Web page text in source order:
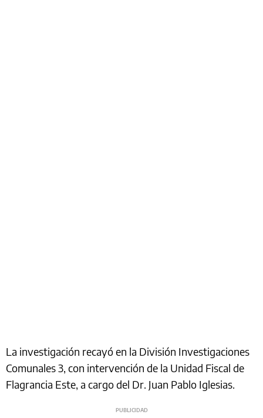
La investigación recayó en la División Investigaciones
Comunales 3, con intervención de la Unidad Fiscal de
Flagrancia Este, a cargo del Dr. Juan Pablo Iglesias.